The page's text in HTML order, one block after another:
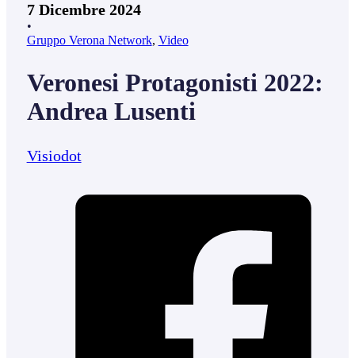
7 Dicembre 2024
•
Gruppo Verona Network, Video
Veronesi Protagonisti 2022:
Andrea Lusenti
Visiodot